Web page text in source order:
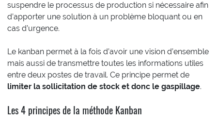
suspendre le processus de production si nécessaire afin
d’apporter une solution à un problème bloquant ou en
cas d’urgence.
Le kanban permet à la fois d’avoir une vision d’ensemble
mais aussi de transmettre toutes les informations utiles
entre deux postes de travail. Ce principe permet de
limiter la sollicitation de stock et donc le gaspillage.
Les 4 principes de la méthode Kanban